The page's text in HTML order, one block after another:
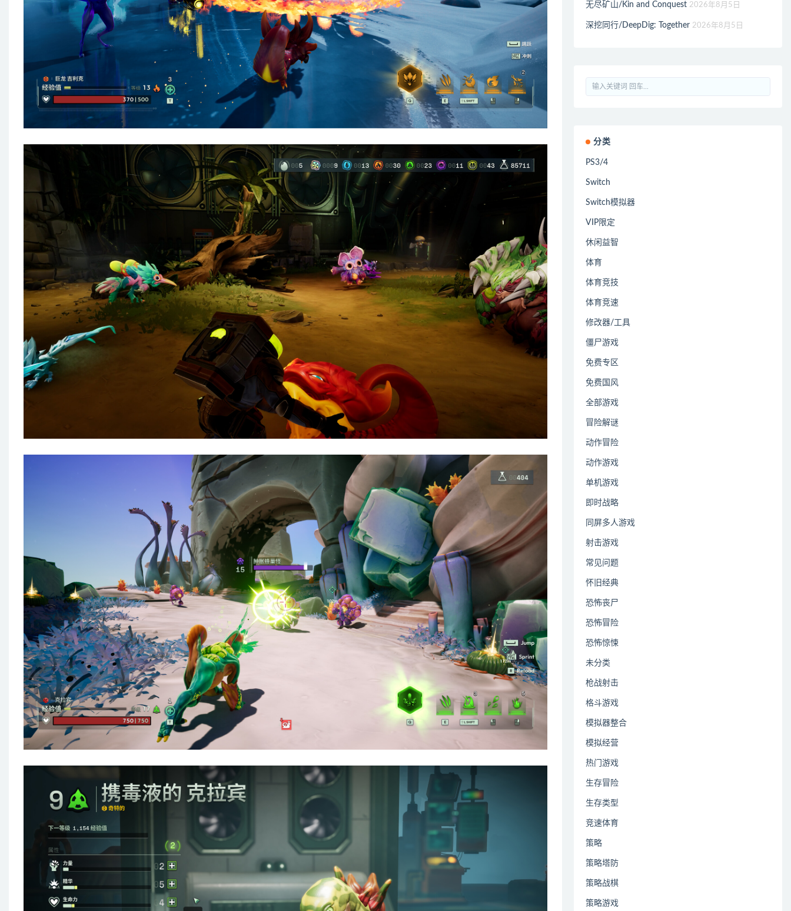
无尽矿山/Kin and Conquest 2026年8月5日
深挖同行/DeepDig: Together 2026年8月5日
分类
PS3/4
Switch
Switch模拟器
VIP限定
休闲益智
体育
体育竞技
体育竞速
修改器/工具
僵尸游戏
免费专区
免费国风
全部游戏
冒险解谜
动作冒险
动作游戏
单机游戏
即时战略
同屏多人游戏
射击游戏
常见问题
怀旧经典
恐怖丧尸
恐怖冒险
恐怖惊悚
未分类
枪战射击
格斗游戏
模拟器整合
模拟经营
热门游戏
生存冒险
生存类型
竞速体育
策略
策略塔防
策略战棋
策略游戏